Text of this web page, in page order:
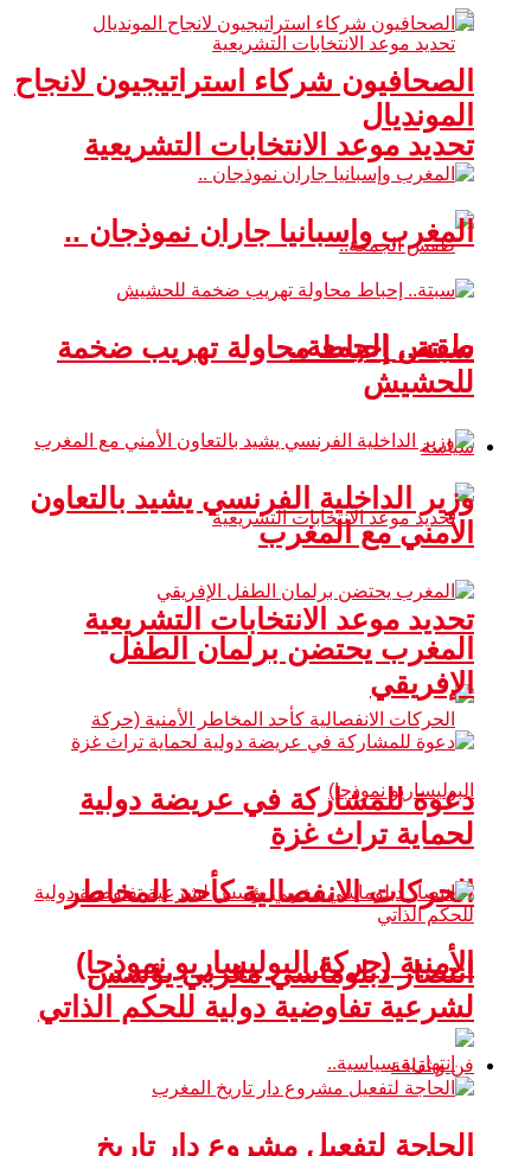
تحديد موعد الانتخابات التشريعية
طقس الجمعة..
سياسة
تحديد موعد الانتخابات التشريعية
الحركات الانفصالية كأحد المخاطر
الأمنية (حركة البوليساريو نموذجا)
الصحافيون شركاء استراتيجيون لانجاح
المونديال
المغرب وإسبانيا جاران نموذجان ..
سبتة.. إحباط محاولة تهريب ضخمة
للحشيش
وزير الداخلية الفرنسي يشيد بالتعاون
الأمني مع المغرب
المغرب يحتضن برلمان الطفل
الإفريقي
دعوة للمشاركة في عريضة دولية
لحماية تراث غزة
انتصار دبلوماسي مغربي يؤسس
لشرعية تفاوضية دولية للحكم الذاتي
فن و ثقافة
الحاجة لتفعيل مشروع دار تاريخ